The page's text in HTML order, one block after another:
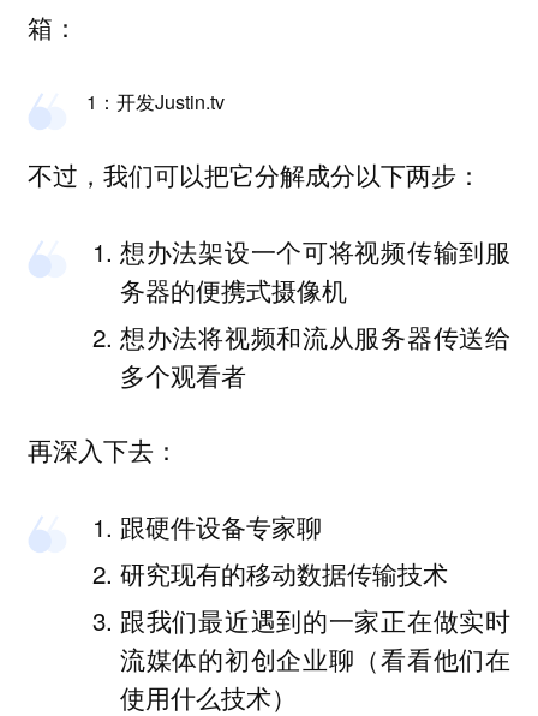
箱：
1：开发Justin.tv
不过，我们可以把它分解成分以下两步：
想办法架设一个可将视频传输到服
务器的便携式摄像机
想办法将视频和流从服务器传送给
多个观看者
再深入下去：
跟硬件设备专家聊
研究现有的移动数据传输技术
跟我们最近遇到的一家正在做实时
流媒体的初创企业聊（看看他们在
使用什么技术）